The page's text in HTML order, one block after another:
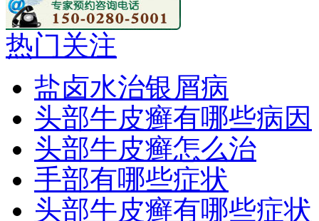
热门关注
盐卤水治银屑病
头部牛皮癣有哪些病因
头部牛皮癣怎么治
手部有哪些症状
头部牛皮癣有哪些症状